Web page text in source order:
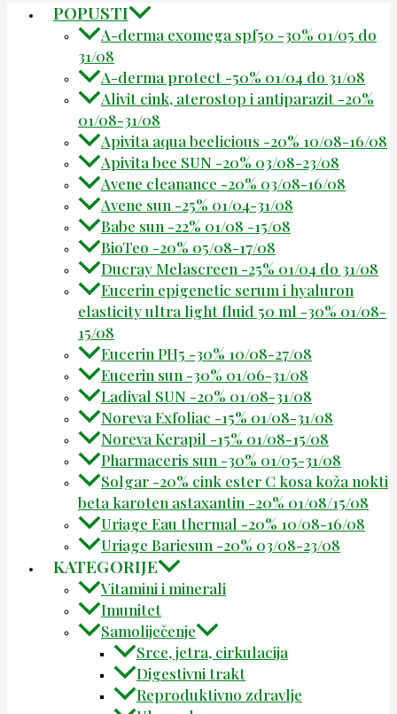
POPUSTI
A-derma exomega spf50 -30% 01/05 do
31/08
A-derma protect -50% 01/04 do 31/08
Alivit cink, aterostop i antiparazit -20%
01/08-31/08
Apivita aqua beelicious -20% 10/08-16/08
Apivita bee SUN -20% 03/08-23/08
Avene cleanance -20% 03/08-16/08
Avene sun -25% 01/04-31/08
Babe sun -22% 01/08 -15/08
BioTeo -20% 05/08-17/08
Ducray Melascreen -25% 01/04 do 31/08
Eucerin epigenetic serum i hyaluron
elasticity ultra light fluid 50 ml -30% 01/08-
15/08
Eucerin PH5 -30% 10/08-27/08
Eucerin sun -30% 01/06-31/08
Ladival SUN -20% 01/08-31/08
Noreva Exfoliac -15% 01/08-31/08
Noreva Kerapil -15% 01/08-15/08
Pharmaceris sun -30% 01/05-31/08
Solgar -20% cink ester C kosa koža nokti
beta karoten astaxantin -20% 01/08/15/08
Uriage Eau thermal -20% 10/08-16/08
Uriage Bariesun -20% 03/08-23/08
KATEGORIJE
Vitamini i minerali
Imunitet
Samoliječenje
Srce, jetra, cirkulacija
Digestivni trakt
Reproduktivno zdravlje